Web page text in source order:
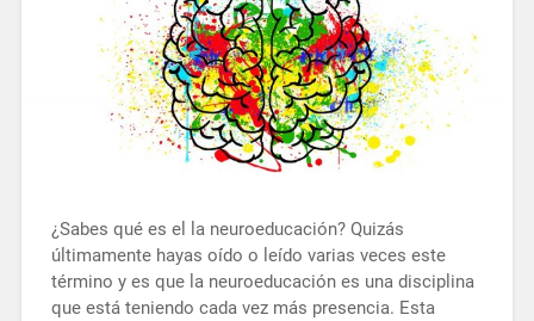
¿Sabes qué es el la neuroeducación? Quizás
últimamente hayas oído o leído varias veces este
término y es que la neuroeducación es una disciplina
que está teniendo cada vez más presencia. Esta